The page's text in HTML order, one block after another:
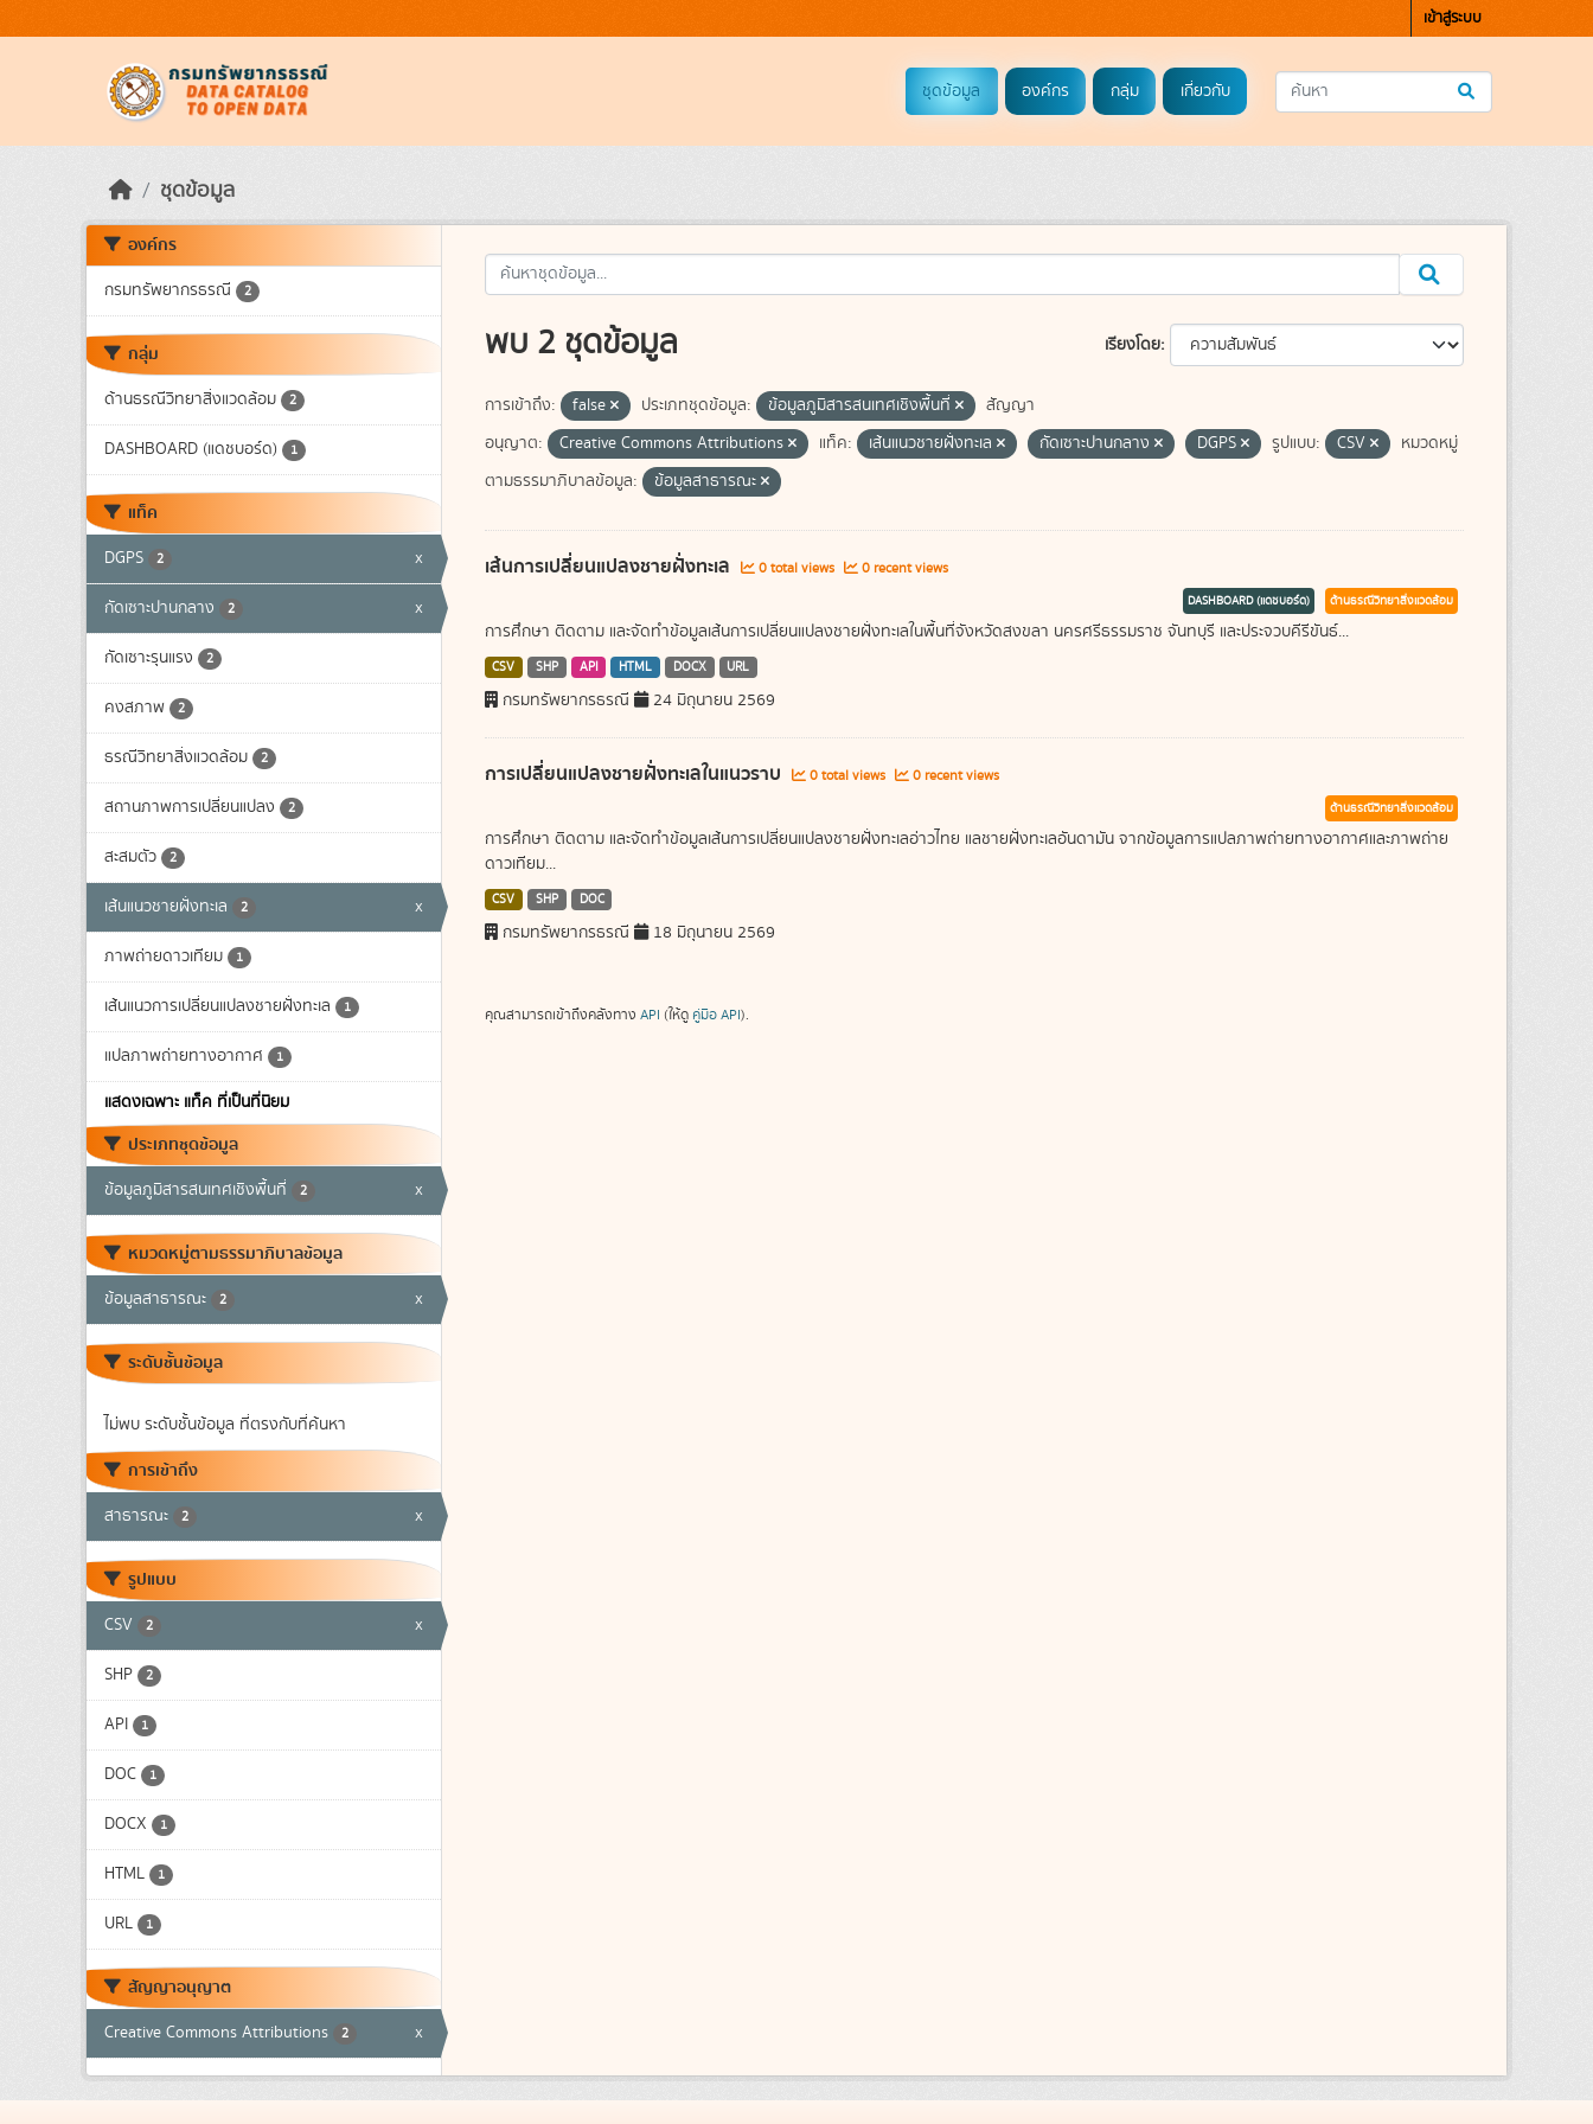
เข้าสู่ระบบ
ชุดข้อมูล องค์กร กลุ่ม เกี่ยวกับ
ชุดข้อมูล
องค์กร
กรมทรัพยากรธรณี 2
กลุ่ม
ด้านธรณีวิทยาสิ่งแวดล้อม 2
DASHBOARD (แดชบอร์ด) 1
แท็ค
DGPS 2 x
กัดเซาะปานกลาง 2 x
กัดเซาะรุนแรง 2
คงสภาพ 2
ธรณีวิทยาสิ่งแวดล้อม 2
สถานภาพการเปลี่ยนแปลง 2
สะสมตัว 2
เส้นแนวชายฝั่งทะเล 2 x
ภาพถ่ายดาวเทียม 1
เส้นแนวการเปลี่ยนแปลงชายฝั่งทะเล 1
แปลภาพถ่ายทางอากาศ 1
แสดงเฉพาะ แท็ค ที่เป็นที่นิยม
ประเภทชุดข้อมูล
ข้อมูลภูมิสารสนเทศเชิงพื้นที่ 2 x
หมวดหมู่ตามธรรมาภิบาลข้อมูล
ข้อมูลสาธารณะ 2 x
ระดับชั้นข้อมูล
ไม่พบ ระดับชั้นข้อมูล ที่ตรงกับที่ค้นหา
การเข้าถึง
สาธารณะ 2 x
รูปแบบ
CSV 2 x
SHP 2
API 1
DOC 1
DOCX 1
HTML 1
URL 1
สัญญาอนุญาต
Creative Commons Attributions 2 x
เรียงโดย
พบ 2 ชุดข้อมูล
การเข้าถึง: false ประเภทชุดข้อมูล: ข้อมูลภูมิสารสนเทศเชิงพื้นที่
สัญญา
อนุญาต:
Creative Commons Attributions แท็ค: เส้นแนวชายฝั่งทะเล กัดเซาะปานกลาง DGPS รูปแบบ: CSV
หมวดหมู่
ตามธรรมาภิบาลข้อมูล:
ข้อมูลสาธารณะ
เส้นการเปลี่ยนแปลงชายฝั่งทะเล 0 total views 0 recent views
DASHBOARD (แดชบอร์ด) ด้านธรณีวิทยาสิ่งแวดล้อม
การศึกษา ติดตาม และจัดทำข้อมูลเส้นการเปลี่ยนแปลงชายฝั่งทะเลในพื้นที่จังหวัดสงขลา นครศรีธรรมราช จันทบุรี และประจวบคีรีขันธ์...
CSV SHP API HTML DOCX URL
กรมทรัพยากรธรณี 24 มิถุนายน 2569
การเปลี่ยนแปลงชายฝั่งทะเลในแนวราบ 0 total views 0 recent views
ด้านธรณีวิทยาสิ่งแวดล้อม
การศึกษา ติดตาม และจัดทำข้อมูลเส้นการเปลี่ยนแปลงชายฝั่งทะเลอ่าวไทย แลชายฝั่งทะเลอันดามัน จากข้อมูลการแปลภาพถ่ายทางอากาศและภาพถ่าย
ดาวเทียม...
CSV SHP DOC
กรมทรัพยากรธรณี 18 มิถุนายน 2569
คุณสามารถเข้าถึงคลังทาง API (ให้ดู คู่มือ API).